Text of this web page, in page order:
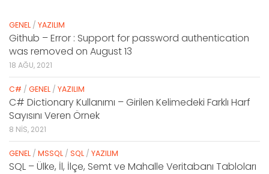
GENEL / YAZILIM
Github – Error : Support for password authentication
was removed on August 13
18 AĞU, 2021
C# / GENEL / YAZILIM
C# Dictionary Kullanımı – Girilen Kelimedeki Farklı Harf
Sayısını Veren Örnek
8 NIS, 2021
GENEL / MSSQL / SQL / YAZILIM
SQL – Ülke, İl, İlçe, Semt ve Mahalle Veritabanı Tabloları